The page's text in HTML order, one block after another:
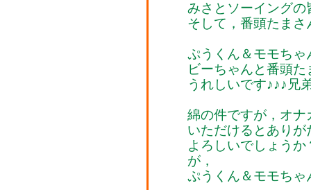
みさとソーイング
そして，番頭たま
ぷうくん＆モモち
ビーちゃんと番頭
うれしいです♪♪♪兄
綿の件ですが，オ
いただけるとあり
よろしいでしょう
が，
ぷうくん＆モモち